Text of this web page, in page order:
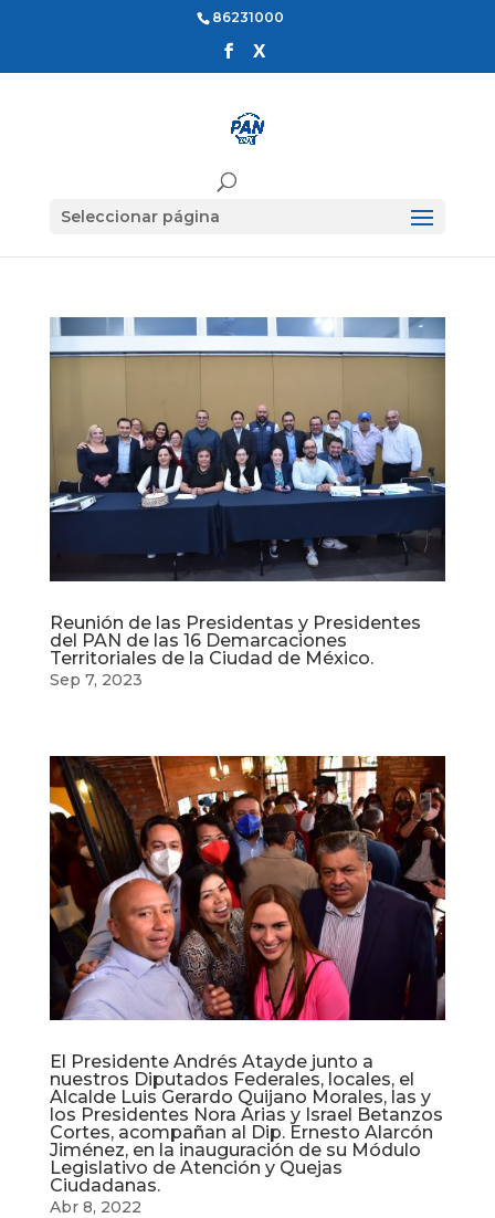
86231000
Seleccionar página
Reunión de las Presidentas y Presidentes
del PAN de las 16 Demarcaciones
Territoriales de la Ciudad de México.
Sep 7, 2023
El Presidente Andrés Atayde junto a
nuestros Diputados Federales, locales, el
Alcalde Luis Gerardo Quijano Morales, las y
los Presidentes Nora Arias y Israel Betanzos
Cortes, acompañan al Dip. Ernesto Alarcón
Jiménez, en la inauguración de su Módulo
Legislativo de Atención y Quejas
Ciudadanas.
Abr 8, 2022